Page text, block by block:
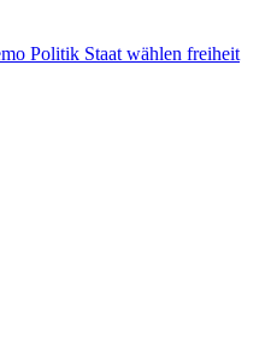
Politik Staat wählen freiheit